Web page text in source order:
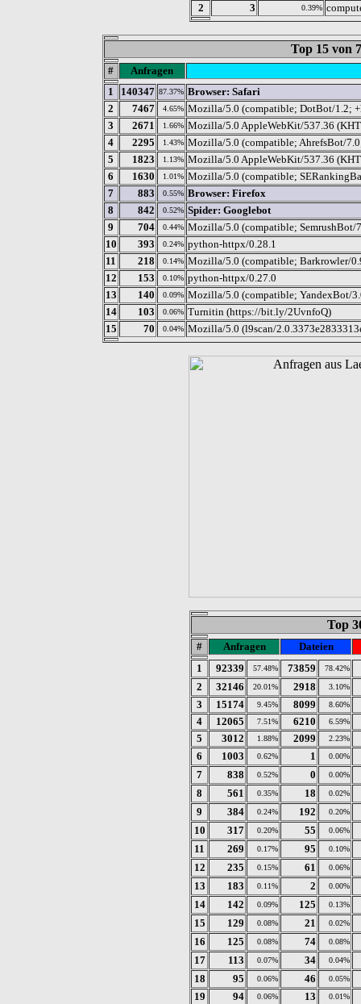
2 3 0.39%
Top 15 von
#
Anfragen
1
140347 87.37% Browser: Safari
2
7467 4.65% Mozilla/5.0 (compatible; DotBot/1.2;
3
2671 1.66% Mozilla/5.0 AppleWebKit/537.36
4
2295 1.43% Mozilla/5.0 (compatible; AhrefsBot/
5
1823 1.13% Mozilla/5.0 AppleWebKit/537.36
6
1630 1.01% Mozilla/5.0 (compatible;
7
883 0.55% Browser: Firefox
8
842 0.52% Spider: Googlebot
9
704 0.44% Mozilla/5.0 (compatible; SemrushBot/
10
393 0.24% python-httpx/0.28.1
11
218 0.14% Mozilla/5.0 (compatible; Barkrowler/
12
153 0.10% python-httpx/0.27.0
13
140 0.09% Mozilla/5.0 (compatible; YandexBot/
14
103 0.06% Turnitin (https://bit.ly/2UvnfoQ)
15
70 0.04% Mozilla/5.0 (l9scan/
Top
# Anfragen
Dateien
1
92339 57.48% 73859 78.42%
2 32146 20.01% 2918 3.10%
3 15174 9.45% 8099 8.60%
4 12065 7.51% 6210 6.59%
5 3012 1.88% 2099 2.23%
6 1003 0.62% 1 0.00%
7 838 0.52% 0 0.00%
8 561 0.35% 18 0.02%
9 384 0.24% 192 0.20%
10 317 0.20% 55 0.06%
11 269 0.17% 95 0.10%
12 235 0.15% 61 0.06%
13 183 0.11% 2 0.00%
14 142 0.09% 125 0.13%
15 129 0.08% 21 0.02%
16 125 0.08% 74 0.08%
17 113 0.07% 34 0.04%
18 95 0.06% 46 0.05%
19 94 0.06% 13 0.01%